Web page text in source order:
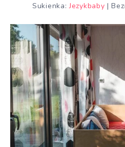
Sukienka:Jezykbaby |